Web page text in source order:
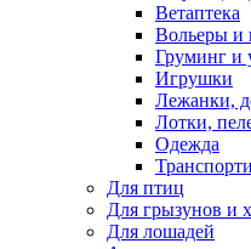
Ветаптека
Вольеры и
Груминг и
Игрушки
Лежанки,
Лотки,
Одежда
Для птиц
Для грызунов и
Для лошадей